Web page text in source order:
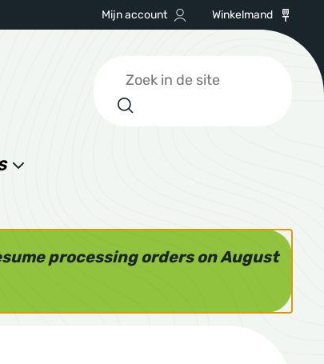
Mijn account Winkelmand
Zoeken
processing orders on August